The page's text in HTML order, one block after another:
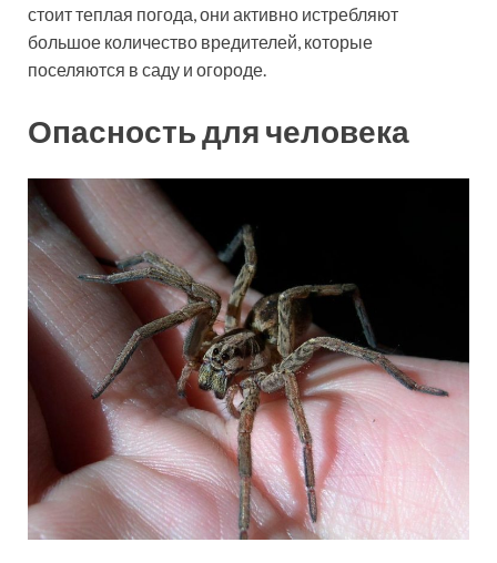
стоит теплая погода, они активно истребляют
большое количество вредителей, которые
поселяются в саду и огороде.
Опасность для человека